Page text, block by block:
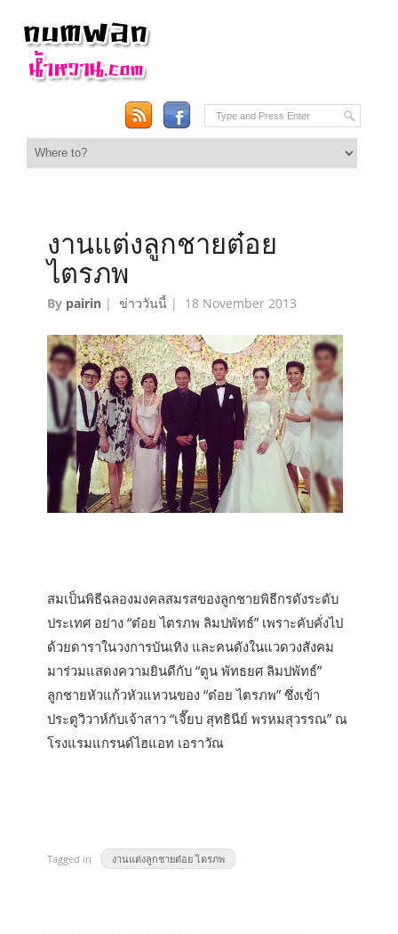
งานแต่งลูกชายต๋อย
ไตรภพ
By pairin |ข่าววันนี้ | 18 November 2013
สมเป็นพิธีฉลองมงคลสมรสของลูกชายพิธีกรดังระดับ
ประเทศ อย่าง “ต๋อย ไตรภพ ลิมปพัทธ์” เพราะคับคั่งไป
ด้วยดาราในวงการบันเทิง และคนดังในแวดวงสังคม
มาร่วมแสดงความยินดีกับ “ตูน พัทธยศ ลิมปพัทธ์”
ลูกชายหัวแก้วหัวแหวนของ “ต๋อย ไตรภพ” ซึ่งเข้า
ประตูวิวาห์กับเจ้าสาว “เจี๊ยบ สุทธินีย์ พรหมสุวรรณ” ณ
โรงแรมแกรนด์ไฮแอท เอราวัณ
Tagged in งานแต่งลูกชายต๋อย ไตรภพ